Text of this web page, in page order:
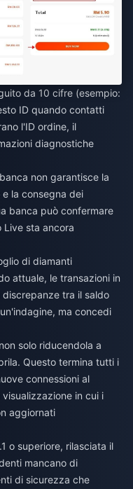
da 10 cifre (esempio:
ID quando contatti
l'ID ordine, il
diagnostiche
non garantisce la
la consegna dei
banca può confermare
Live sta ancora
di diamanti
attuale, le transazioni in
tra il saldo
ma concedi
solo riducendola a
Questo termina tutti i
connessioni al
in cui i
aggiornati
o superiore, rilasciata il
mancano di
di sicurezza che